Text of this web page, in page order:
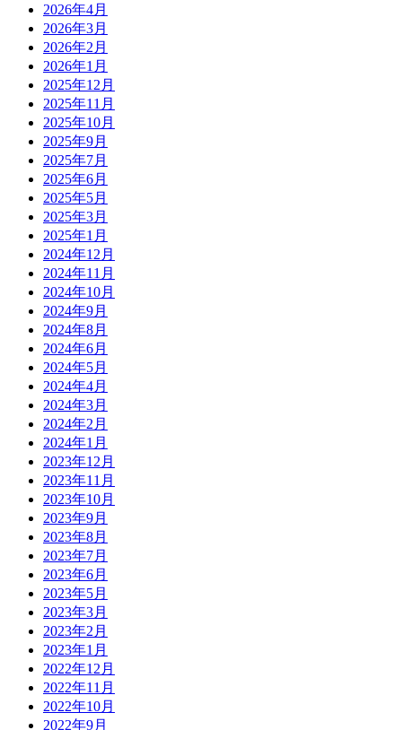
2026年4月
2026年3月
2026年2月
2026年1月
2025年12月
2025年11月
2025年10月
2025年9月
2025年7月
2025年6月
2025年5月
2025年3月
2025年1月
2024年12月
2024年11月
2024年10月
2024年9月
2024年8月
2024年6月
2024年5月
2024年4月
2024年3月
2024年2月
2024年1月
2023年12月
2023年11月
2023年10月
2023年9月
2023年8月
2023年7月
2023年6月
2023年5月
2023年3月
2023年2月
2023年1月
2022年12月
2022年11月
2022年10月
2022年9月